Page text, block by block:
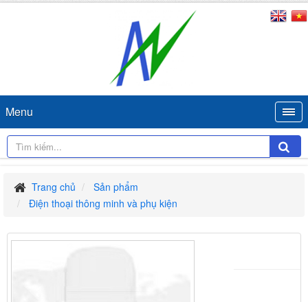
Menu
Trang chủ
Sản phẩm
Điện thoại thông minh và phụ kiện